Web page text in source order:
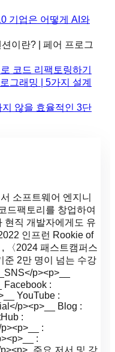
기업은 어떻게 AI와
이란? | 페어 프로그
코드 리팩토링하기
그래밍 | 5가지 설계
않을 효율적인 3단
소프트웨어 엔지니
드팩토리를 창업하여
현직 개발자에게도 유
인프런 Rookie of
〈2024 패스트캠퍼스
준 2만 명이 넘는 수강
p><p>__
Facebook :
YouTube :
p><p>__ Blog :
:
:
:
주요 저서 및 강